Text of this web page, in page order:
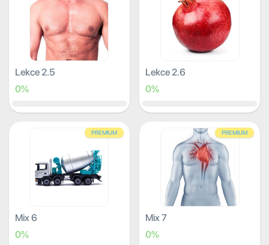
Lekce 2.5
0%
Lekce 2.6
0%
PREMIUM
Mix 6
0%
PREMIUM
Mix 7
0%